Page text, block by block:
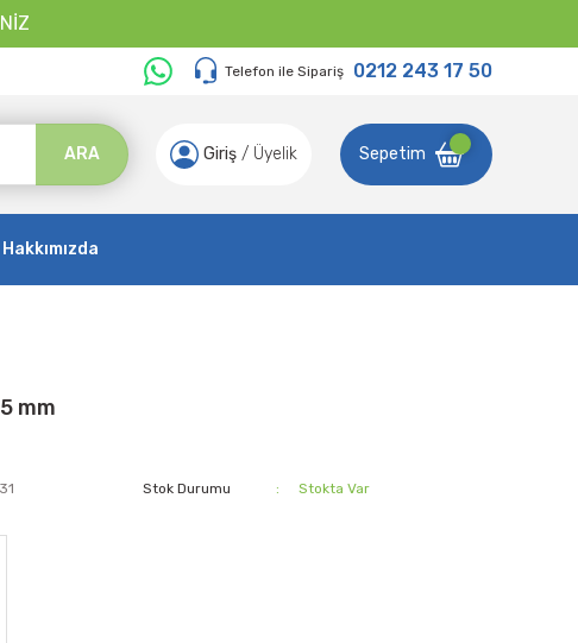
Telefon ile Sipariş 0212 243 17 50
ARA Giriş / Üyelik Sepetim
Hakkımızda
mm
Stok Durumu Stokta Var